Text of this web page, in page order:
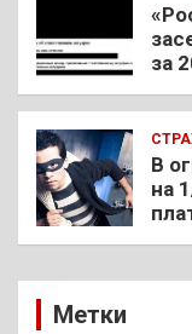
за
В
на
Метки